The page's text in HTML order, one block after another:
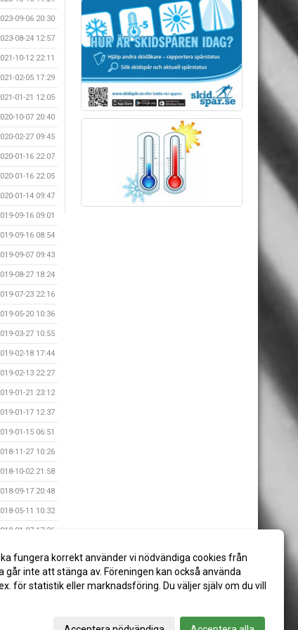
09-06 20:30
08-24 12:57
10-12 22:11
02-05 17:29
01-21 12:05
10-07 20:40
02-27 09:45
01-16 22:07
01-16 22:05
01-14 09:47
09-16 09:01
09-16 08:54
09-07 09:43
08-27 18:24
07-23 22:16
05-20 10:36
03-27 10:55
02-18 17:44
02-13 22:27
01-21 23:12
01-17 12:37
01-15 06:51
11-27 10:26
10-02 21:58
09-17 20:48
05-11 10:32
01-07 17:26
09-09 08:23
fungera korrekt använder vi nödvändiga cookies från
går inte att stänga av. Föreningen kan också använda
för statistik eller marknadsföring. Du väljer själv om du vill